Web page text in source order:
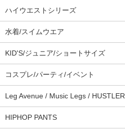
ハイウエストシリーズ
水着/スイムウエア
KID'S/ジュニア/ショートサイズ
コスプレ/パーティ/イベント
Leg Avenue / Music Legs / HUSTLER
HIPHOP PANTS